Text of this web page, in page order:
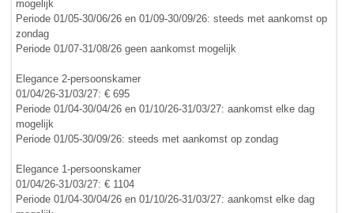
mogelijk
Periode 01/05-30/06/26 en 01/09-30/09/26: steeds met aankomst op
zondag
Periode 01/07-31/08/26 geen aankomst mogelijk
Elegance 2-persoonskamer
01/04/26-31/03/27: € 695
Periode 01/04-30/04/26 en 01/10/26-31/03/27: aankomst elke dag
mogelijk
Periode 01/05-30/09/26: steeds met aankomst op zondag
Elegance 1-persoonskamer
01/04/26-31/03/27: € 1104
Periode 01/04-30/04/26 en 01/10/26-31/03/27: aankomst elke dag